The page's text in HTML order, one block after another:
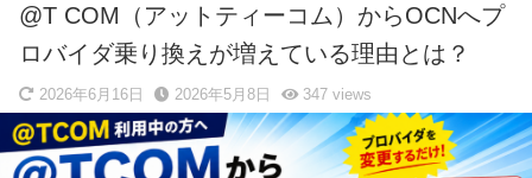
@T COM（アットティーコム）からOCNへプ
ロバイダ乗り換えが増えている理由とは？
2026年6月16日 2026年5月8日 347 views